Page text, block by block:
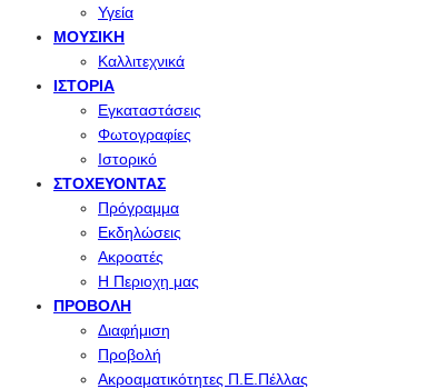
Υγεία
ΜΟΥΣΙΚΉ
Καλλιτεχνικά
ΙΣΤΟΡΊΑ
Εγκαταστάσεις
Φωτογραφίες
Ιστορικό
ΣΤΟΧΕΎΟΝΤΑΣ
Πρόγραμμα
Εκδηλώσεις
Ακροατές
Η Περιοχη μας
ΠΡΟΒΟΛΉ
Διαφήμιση
Προβολή
Ακροαματικότητες Π.Ε.Πέλλας